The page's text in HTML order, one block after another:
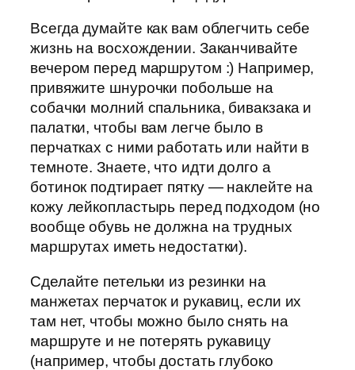
Всегда думайте как вам облегчить себе
жизнь на восхождении. Заканчивайте
вечером перед маршрутом :) Например,
привяжите шнурочки побольше на
собачки молний спальника, бивакзака и
палатки, чтобы вам легче было в
перчатках с ними работать или найти в
темноте. Знаете, что идти долго а
ботинок подтирает пятку — наклейте на
кожу лейкопластырь перед подходом (но
вообще обувь не должна на трудных
маршрутах иметь недостатки).
Сделайте петельки из резинки на
манжетах перчаток и рукавиц, если их
там нет, чтобы можно было снять на
маршруте и не потерять рукавицу
(например, чтобы достать глубоко